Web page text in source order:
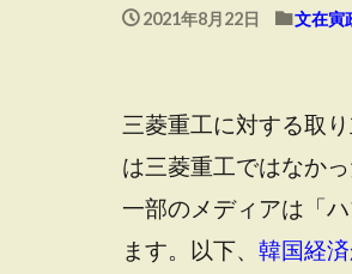
2021年8月22日 文在寅
三菱重工に対する取
は三菱重工ではなか
一部のメディアは「
ます。以下、 韓国経